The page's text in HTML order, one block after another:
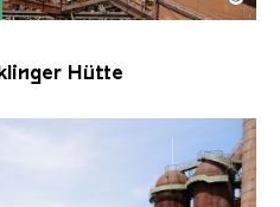
Völklinger Hütte mit
Völklinger Hütte | Karl
Hütte